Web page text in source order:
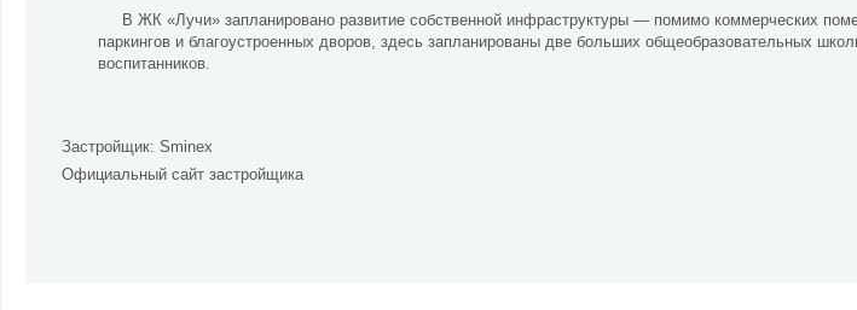
В ЖК «Лучи» запланировано развитие собственной инфраструктуры — помимо коммерческих
паркингов и благоустроенных дворов, здесь запланированы две больших общеобразовательных
воспитанников.
Застройщик: Sminex
Официальный сайт застройщика